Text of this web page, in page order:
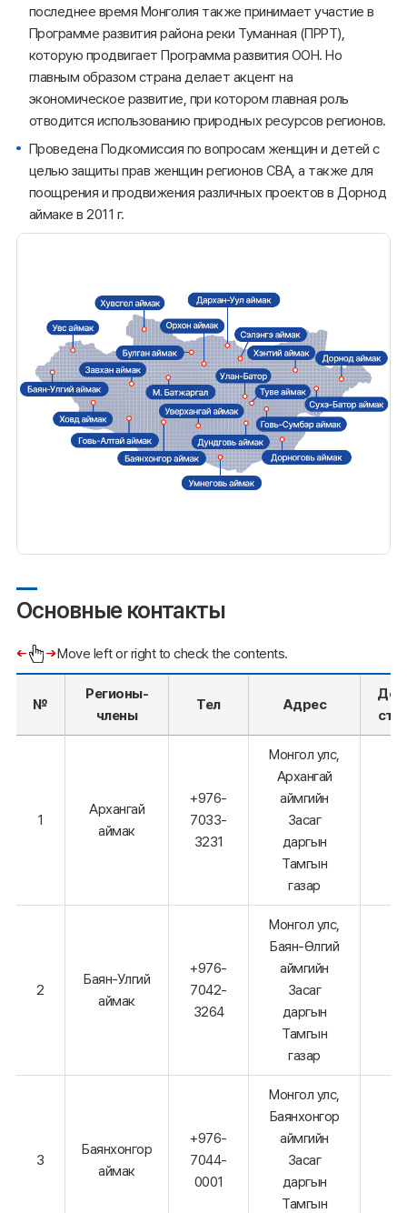
последнее время Монголия также принимает участие в
Программе развития района реки Туманная (ПРРТ),
которую продвигает Программа развития ООН. Но
главным образом страна делает акцент на
экономическое развитие, при котором главная роль
отводится использованию природных ресурсов регионов.
Проведена Подкомиссия по вопросам женщин и детей с
целью защиты прав женщин регионов СВА, а также для
поощрения и продвижения различных проектов в Дорнод
аймаке в 2011 г.
Основные контакты
Move left or right to check the contents.
№
Регионы-
члены
Тел Адрес
1
Архангай
аймак
+976-
7033-
3231
Монгол улс,
Архангай
аймгийн
Засаг
даргын
Тамгын
газар
2
Баян-Улгий
аймак
+976-
7042-
3264
Монгол улс,
Баян-Өлгий
аймгийн
Засаг
даргын
Тамгын
газар
3
Баянхонгор
аймак
+976-
7044-
0001
Монгол улс,
Баянхонгор
аймгийн
Засаг
даргын
Тамгын